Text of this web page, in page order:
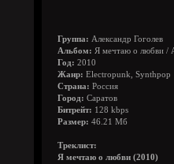
Группа: Александр Гоголев
Альбом: Я мечтаю о любви /
Год: 2010
Жанр: Еlectropunk, Synthpop
Страна: Россия
Город: Саратов
Битрейт: 128 kbps
Размер: 46.21 Мб
Треклист:
Я мечтаю о любви (2010)